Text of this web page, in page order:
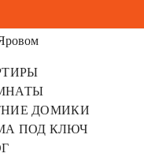
ДОМИКИ
ПОД КЛЮЧ